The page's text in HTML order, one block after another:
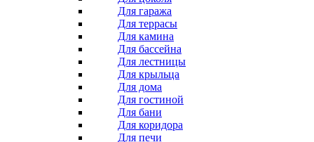
Для гаража
Для террасы
Для камина
Для бассейна
Для лестницы
Для крыльца
Для дома
Для гостиной
Для бани
Для коридора
Для печи